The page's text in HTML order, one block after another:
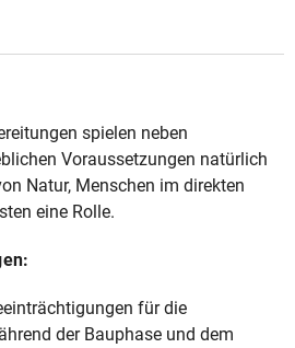
Bohrungen) circa 3.800 -
Bohrkellerbauwerks
des Bohrplatzes
Containerwand
spielen neben
Voraussetzungen natürlich
Natur, Menschen im direkten
eine Rolle.
für die
der Bauphase und dem